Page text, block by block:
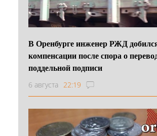
В Оренбурге инженер РЖД
компенсации после спора о
поддельной подписи
6 августа 22:19